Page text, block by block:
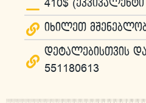
410$
იხილეთ
დეტალებისთვის
551180613